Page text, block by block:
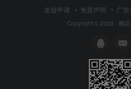
友链申请 免责声明 广
Copyright © 2022 · 樱